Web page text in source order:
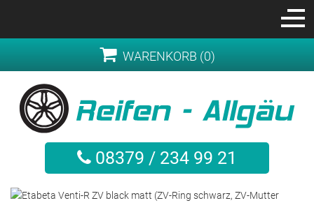
WARENKORB (0)
08379 / 234 99 21